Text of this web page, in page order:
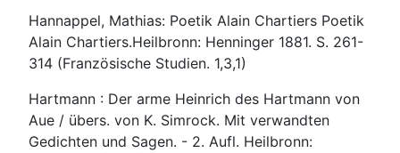
Hannappel, Mathias: Poetik Alain Chartiers Poetik
Alain Chartiers.Heilbronn: Henninger 1881. S. 261-
314 (Französische Studien. 1,3,1)
Hartmann : Der arme Heinrich des Hartmann von
Aue / übers. von K. Simrock. Mit verwandten
Gedichten und Sagen. - 2. Aufl. Heilbronn: